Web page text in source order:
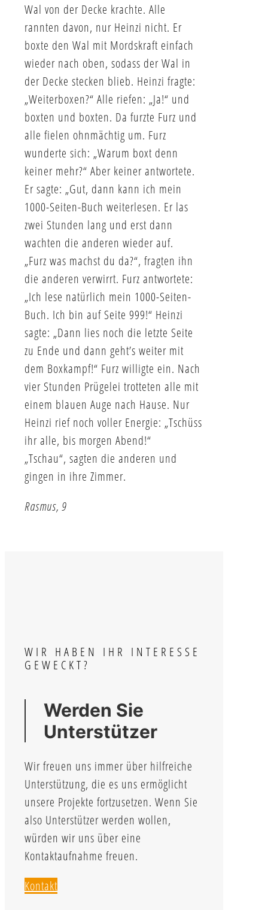
Wal von der Decke krachte. Alle
rannten davon, nur Heinzi nicht. Er
boxte den Wal mit Mordskraft einfach
wieder nach oben, sodass der Wal in
der Decke stecken blieb. Heinzi fragte:
„Weiterboxen?“ Alle riefen: „Ja!“ und
boxten und boxten. Da furzte Furz und
alle fielen ohnmächtig um. Furz
wunderte sich: „Warum boxt denn
keiner mehr?“ Aber keiner antwortete.
Er sagte: „Gut, dann kann ich mein
1000-Seiten-Buch weiterlesen. Er las
zwei Stunden lang und erst dann
wachten die anderen wieder auf.
„Furz was machst du da?“, fragten ihn
die anderen verwirrt. Furz antwortete:
„Ich lese natürlich mein 1000-Seiten-
Buch. Ich bin auf Seite 999!“ Heinzi
sagte: „Dann lies noch die letzte Seite
zu Ende und dann geht’s weiter mit
dem Boxkampf!“ Furz willigte ein. Nach
vier Stunden Prügelei trotteten alle mit
einem blauen Auge nach Hause. Nur
Heinzi rief noch voller Energie: „Tschüss
ihr alle, bis morgen Abend!“
„Tschau“, sagten die anderen und
gingen in ihre Zimmer.
Rasmus, 9
WIR HABEN IHR INTERESSE
GEWECKT?
Werden Sie
Unterstützer
Wir freuen uns immer über hilfreiche
Unterstützung, die es uns ermöglicht
unsere Projekte fortzusetzen. Wenn Sie
also Unterstützer werden wollen,
würden wir uns über eine
Kontaktaufnahme freuen.
Kontakt